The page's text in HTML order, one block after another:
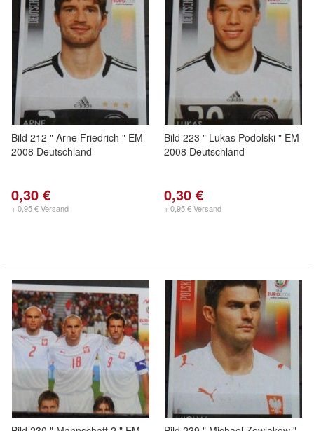
Bild 212 " Arne Friedrich " EM
2008 Deutschland
0,30 €
+ 0,95 € Versand
Bild 223 " Lukas Podolski " EM
2008 Deutschland
0,30 €
+ 0,95 € Versand